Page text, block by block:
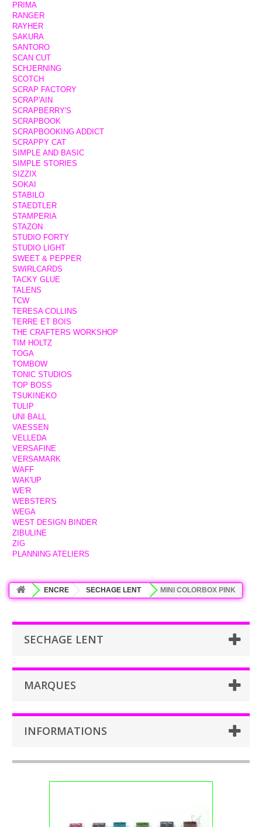
PRIMA
RANGER
RAYHER
SAKURA
SANTORO
SCAN CUT
SCHJERNING
SCOTCH
SCRAP FACTORY
SCRAP'AIN
SCRAPBERRY'S
SCRAPBOOK
SCRAPBOOKING ADDICT
SCRAPPY CAT
SIMPLE AND BASIC
SIMPLE STORIES
SIZZIX
SOKAI
STABILO
STAEDTLER
STAMPERIA
STAZON
STUDIO FORTY
STUDIO LIGHT
SWEET & PEPPER
SWIRLCARDS
TACKY GLUE
TALENS
TCW
TERESA COLLINS
TERRE ET BOIS
THE CRAFTERS WORKSHOP
TIM HOLTZ
TOGA
TOMBOW
TONIC STUDIOS
TOP BOSS
TSUKINEKO
TULIP
UNI BALL
VAESSEN
VELLEDA
VERSAFINE
VERSAMARK
WAFF
WAK'UP
WE'R
WEBSTER'S
WEGA
WEST DESIGN BINDER
ZIBULINE
ZIG
PLANNING ATELIERS
ENCRE SECHAGE LENT MINI COLORBOX PINK
SECHAGE LENT
MARQUES
INFORMATIONS